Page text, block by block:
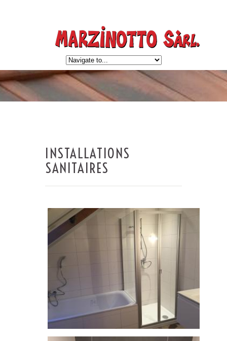
INSTALLATIONS
SANITAIRES